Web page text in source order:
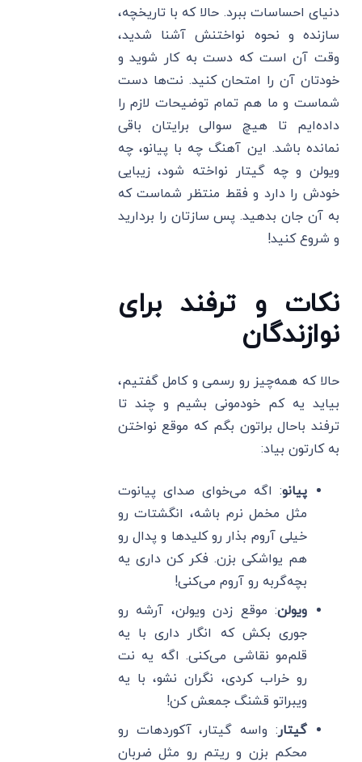
دنیای احساسات ببرد. حالا که با تاریخچه،
سازنده و نحوه نواختنش آشنا شدید،
وقت آن است که دست به کار شوید و
خودتان آن را امتحان کنید. نت‌ها دست
شماست و ما هم تمام توضیحات لازم را
داده‌ایم تا هیچ سوالی برایتان باقی
نمانده باشد. این آهنگ چه با پیانو، چه
ویولن و چه گیتار نواخته شود، زیبایی
خودش را دارد و فقط منتظر شماست که
به آن جان بدهید. پس سازتان را بردارید
و شروع کنید!
نکات و ترفند برای
نوازندگان
حالا که همه‌چیز رو رسمی و کامل گفتیم،
بیاید یه کم خودمونی بشیم و چند تا
ترفند باحال براتون بگم که موقع نواختن
به کارتون بیاد:
پیانو: اگه می‌خوای صدای پیانوت
مثل مخمل نرم باشه، انگشتات رو
خیلی آروم بذار رو کلیدها و پدال رو
هم یواشکی بزن. فکر کن داری یه
بچه‌گربه رو آروم می‌کنی!
ویولن: موقع زدن ویولن، آرشه رو
جوری بکش که انگار داری با یه
قلم‌مو نقاشی می‌کنی. اگه یه نت
رو خراب کردی، نگران نشو، با یه
ویبراتو قشنگ جمعش کن!
گیتار: واسه گیتار، آکوردهات رو
محکم بزن و ریتم رو مثل ضربان